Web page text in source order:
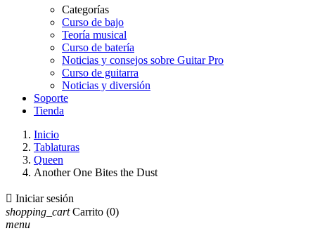
Categorías
Curso de bajo
Teoría musical
Curso de batería
Noticias y consejos sobre Guitar Pro
Curso de guitarra
Noticias y diversión
Soporte
Tienda
Inicio
Tablaturas
Queen
Another One Bites the Dust
 Iniciar sesión
shopping_cart Carrito (0)
menu